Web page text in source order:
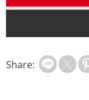
Share: